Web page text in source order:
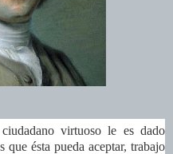
virtuoso le es dado
que ésta pueda aceptar, trabajo